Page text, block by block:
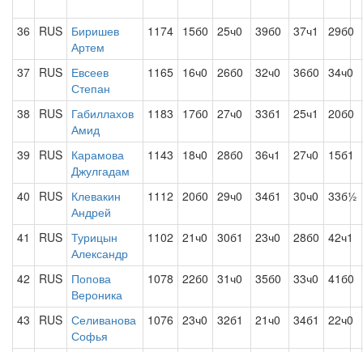
36 RUS Биришев
Артем
1174 15б0 25ч0 39б0 37ч1 29б0
37 RUS Евсеев
Степан
1165 16ч0 26б0 32ч0 36б0 34ч0
38 RUS Габиллахов
Амид
1183 17б0 27ч0 33б1 25ч1 20б0
39 RUS Карамова
Джулгадам
1143 18ч0 28б0 36ч1 27ч0 15б1
40 RUS Клевакин
Андрей
1112 20б0 29ч0 34б1 30ч0 33б½
41 RUS Турицын
Александр
1102 21ч0 30б1 23ч0 28б0 42ч1
42 RUS Попова
Вероника
1078 22б0 31ч0 35б0 33ч0 41б0
43 RUS Селиванова
Софья
1076 23ч0 32б1 21ч0 34б1 22ч0